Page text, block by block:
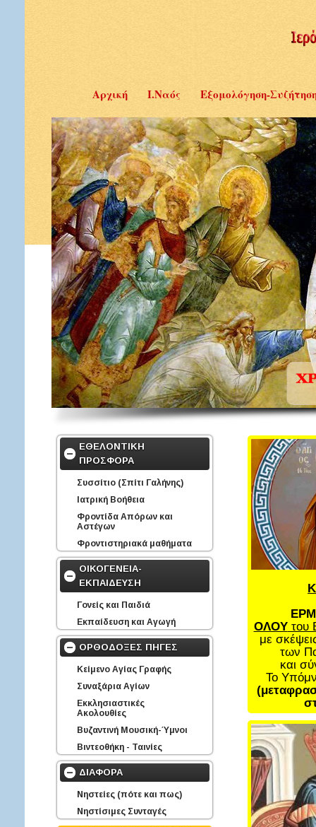
Αρχική Ι.Ναός Εξομολόγηση-
ΕΘΕΛΟΝΤΙΚΗ
ΠΡΟΣΦΟΡΑ
Συσσίτιο (Σπίτι Γαλήνης)
Ιατρική Βοήθεια
Φροντίδα Απόρων και
Αστέγων
Φροντιστηριακά μαθήματα
ΟΙΚΟΓΕΝΕΙΑ-
ΕΚΠΑΙΔΕΥΣΗ
Γονείς και Παιδιά
Εκπαίδευση και Αγωγή
ΟΡΘΟΔΟΞΕΣ ΠΗΓΕΣ
Κείμενο Αγίας Γραφής
Συναξάρια Αγίων
Εκκλησιαστικές
Ακολουθίες
Βυζαντινή Μουσική-Ύμνοι
Βιντεοθήκη - Ταινίες
ΔΙΑΦΟΡΑ
Νηστείες (πότε και πως)
Νηστίσιμες Συνταγές
ΟΛΟΥτου
με
των
και
Το